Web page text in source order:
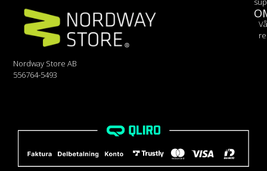
Nordway Store AB
556764-5493